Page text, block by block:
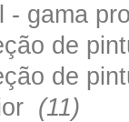
- gama
de
de
(11)